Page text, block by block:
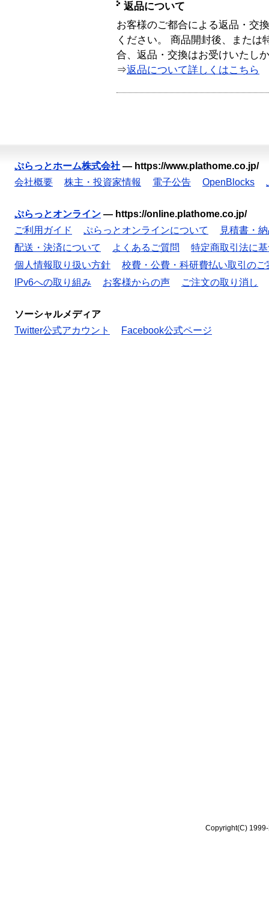
返品について
お客様のご都合による返品・交
ください。 商品開封後、または
合、返品・交換はお受けいたし
⇒返品について詳しくはこちら
ぷらっとホーム株式会社 — https://www.plathome.co.jp/
会社概要
株主・投資家情報 電子公告 OpenBlocks
ぷらっとオンライン — https://online.plathome.co.jp/
ご利用ガイド
ぷらっとオンラインについて
見積書・
配送・決済について
よくあるご質問
特定商取引法に
個人情報取り扱い方針
校費・公費・科研費払い取引のご
IPv6への取り組み
お客様からの声 ご注文の取り消し
ソーシャルメディア
Twitter公式アカウント
Facebook公式ページ
Copyright(C)